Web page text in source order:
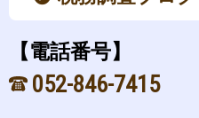
【電話番号】
052-846-7415